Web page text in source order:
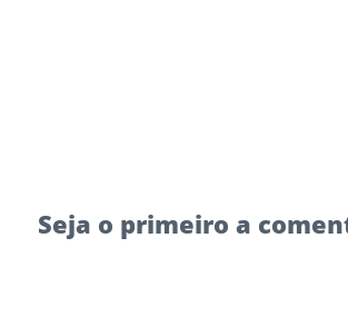
Seja o primeiro a